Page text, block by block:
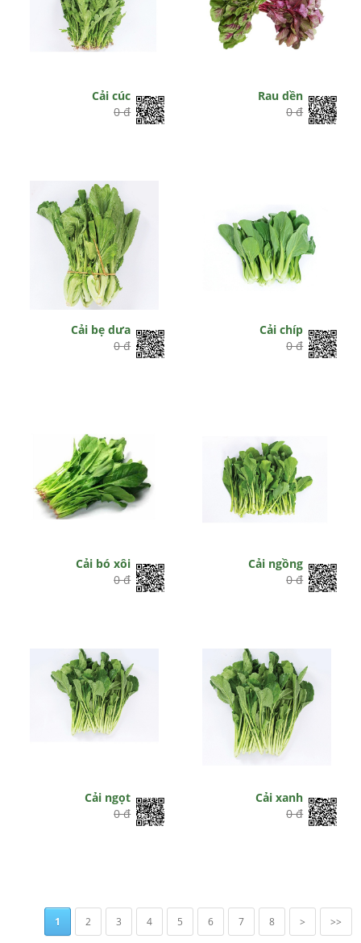
Cải cúc
0 đ
Rau dền
0 đ
Cải bẹ dưa
0 đ
Cải chíp
0 đ
Cải bó xôi
0 đ
Cải ngồng
0 đ
Cải ngọt
0 đ
Cải xanh
0 đ
1 2 3 4 5 6 7 8 > >>